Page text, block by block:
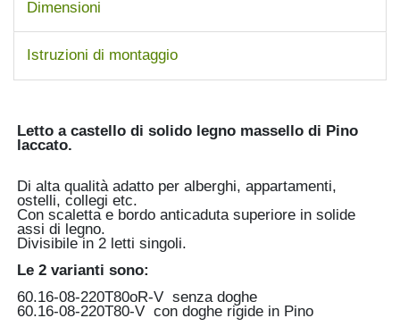
Dimensioni
Istruzioni di montaggio
Letto a castello di solido legno massello di Pino
laccato.
Di alta qualità adatto per alberghi, appartamenti,
ostelli, collegi etc.
Con scaletta e bordo anticaduta superiore in solide
assi di legno.
Divisibile in 2 letti singoli.
Le 2 varianti sono:
60.16-08-220T80oR-V senza doghe
60.16-08-220T80-V con doghe rigide in Pino